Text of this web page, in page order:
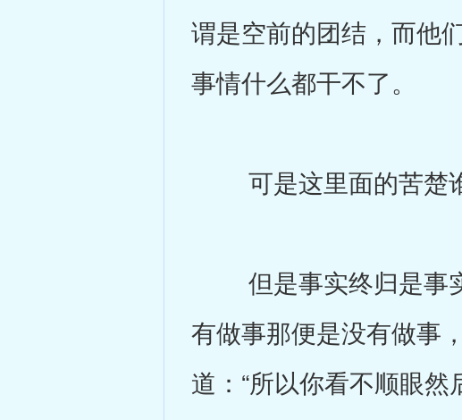
谓是空前的团结，而他
事情什么都干不了。
可是这里面的苦楚
但是事实终归是事实
有做事那便是没有做事
道：“所以你看不顺眼